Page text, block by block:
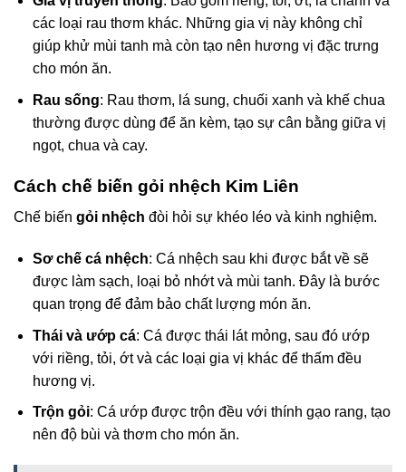
các loại rau thơm khác. Những gia vị này không chỉ
giúp khử mùi tanh mà còn tạo nên hương vị đặc trưng
cho món ăn.
Rau sống: Rau thơm, lá sung, chuối xanh và khế chua
thường được dùng để ăn kèm, tạo sự cân bằng giữa vị
ngọt, chua và cay.
Cách chế biến gỏi nhệch Kim Liên
Chế biến gỏi nhệch đòi hỏi sự khéo léo và kinh nghiệm.
Sơ chế cá nhệch: Cá nhệch sau khi được bắt về sẽ
được làm sạch, loại bỏ nhớt và mùi tanh. Đây là bước
quan trọng để đảm bảo chất lượng món ăn.
Thái và ướp cá: Cá được thái lát mỏng, sau đó ướp
với riềng, tỏi, ớt và các loại gia vị khác để thấm đều
hương vị.
Trộn gỏi: Cá ướp được trộn đều với thính gạo rang, tạo
nên độ bùi và thơm cho món ăn.